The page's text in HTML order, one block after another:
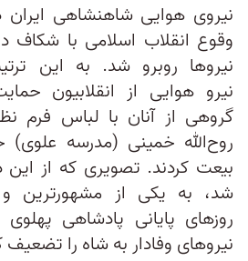
نیروی هوایی شاهنشاهی ایران
وقوع انقلاب اسلامی با شکاف‌
نیروها روبرو شد. به این
نیرو هوایی از انقلابیون
گروهی از آنان با لباس فرم
روح‌الله خمینی (مدرسه علوی)
بیعت کردند. تصویری که از این
شد، به یکی از مشهورترین و
روزهای پایانی پادشاهی
نیروهای وفادار به شاه را تضعیف